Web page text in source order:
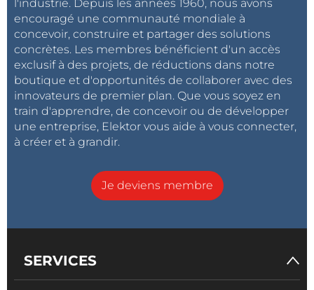
l'industrie. Depuis les années 1960, nous avons
encouragé une communauté mondiale à
concevoir, construire et partager des solutions
concrètes. Les membres bénéficient d'un accès
exclusif à des projets, de réductions dans notre
boutique et d'opportunités de collaborer avec des
innovateurs de premier plan. Que vous soyez en
train d'apprendre, de concevoir ou de développer
une entreprise, Elektor vous aide à vous connecter,
à créer et à grandir.
Je deviens membre
SERVICES